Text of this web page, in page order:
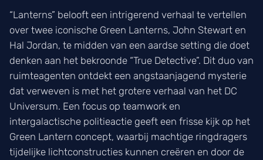
“Lanterns” belooft een intrigerend verhaal te vertellen
over twee iconische Green Lanterns, John Stewart en
Hal Jordan, te midden van een aardse setting die doet
denken aan het bekroonde “True Detective”. Dit duo van
ruimteagenten ontdekt een angstaanjagend mysterie
dat verweven is met het grotere verhaal van het DC
Universum. Een focus op teamwork en
intergalactische politieactie geeft een frisse kijk op het
Green Lantern concept, waarbij machtige ringdragers
tijdelijke lichtconstructies kunnen creëren en door de